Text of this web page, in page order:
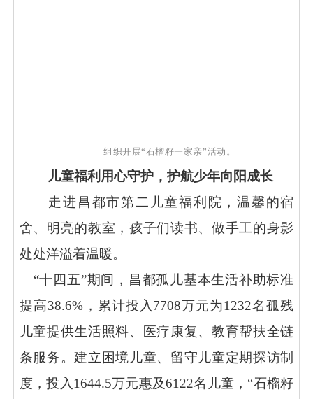
组织开展“石榴籽一家亲”活动。
儿童福利用心守护，护航少年向阳成长
走进昌都市第二儿童福利院，温馨的宿
舍、明亮的教室，孩子们读书、做手工的身影
处处洋溢着温暖。
“十四五”期间，昌都孤儿基本生活补助标准
提高38.6%，累计投入7708万元为1232名孤残
儿童提供生活照料、医疗康复、教育帮扶全链
条服务。建立困境儿童、留守儿童定期探访制
度，投入1644.5万元惠及6122名儿童，“石榴籽